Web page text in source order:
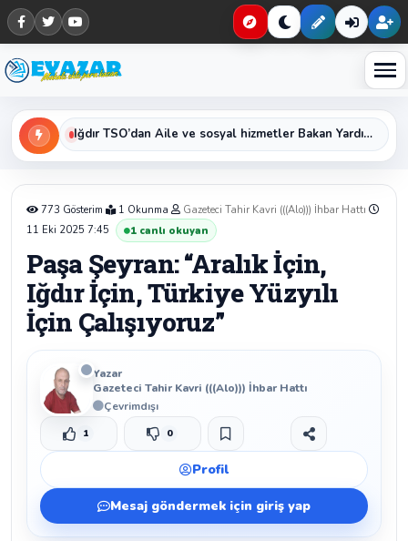
Haberleri keşfet
Iğdır TSO’dan Aile ve sosyal hizmetler Bakan Yardımcısı Sayın Sevim Sayım Madak ‘a Ziyaret
773 Gösterim 1 Okunma
Gazeteci Tahir Kavri (((Alo))) İhbar Hattı
11 Eki 2025 7:45
1 canlı okuyan
Paşa Şeyran: “Aralık İçin,
Iğdır İçin, Türkiye Yüzyılı
İçin Çalışıyoruz”
Yazar
Gazeteci Tahir Kavri (((Alo))) İhbar Hattı
Çevrimdışı
Beğen
1 Beğenmeme
0 Yer İmi
Paylaş
Profil
Mesaj göndermek için giriş yap